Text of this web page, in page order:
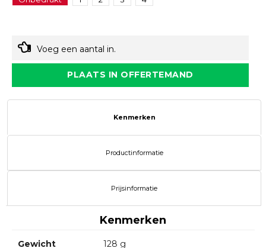
Voeg een aantal in.
PLAATS IN OFFERTEMAND
Kenmerken
Productinformatie
Prijsinformatie
Kenmerken
Gewicht 128 g